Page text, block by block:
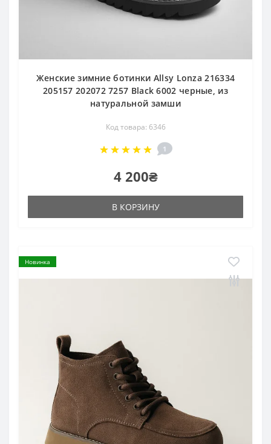
Женские зимние ботинки Allsy Lonza 216334
205157 202072 7257 Black 6002 черные, из
натуральной замши
Код товара: 6346
1
4 200₴
В КОРЗИНУ
Новинка